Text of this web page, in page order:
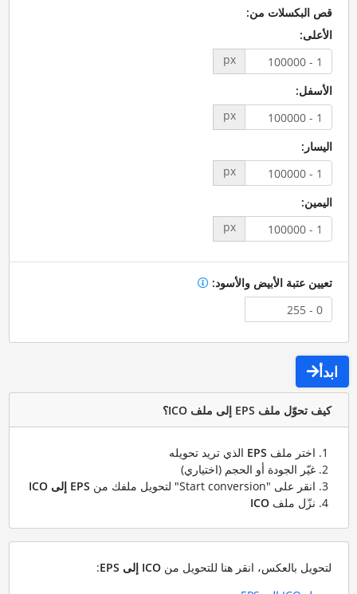
قص البكسلات من:
الأعلى:
px
الأسفل:
px
اليسار:
px
اليمين:
px
تعيين عتبة الأبيض والأسود:
ابدأ
كيف تحوّل ملف EPS إلى ملف ICO؟
اختر ملف EPSالذي تريد تحويله
غيّر الجودة أو الحجم (اختياري)
انقر على "Start conversion" لتحويل ملفك من
EPS إلى ICO
نزّل ملف ICO
لتحويل بالعكس، انقر هنا للتحويل من ICO إلى EPS
: